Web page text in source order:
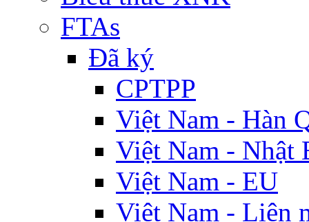
FTAs
Đã ký
CPTPP
Việt Nam - Hàn
Việt Nam - Nhật
Việt Nam - EU
Việt Nam - Liên